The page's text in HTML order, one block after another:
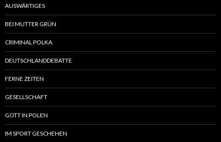
AUSWÄRTIGES
BEI MUTTER GRÜN
CRIMINAL POLKA
DEUTSCHLANDDEBATTE
FERNE ZEITEN
GESELLSCHAFT
GOTT IN POLEN
IM SPORT GESCHEHEN